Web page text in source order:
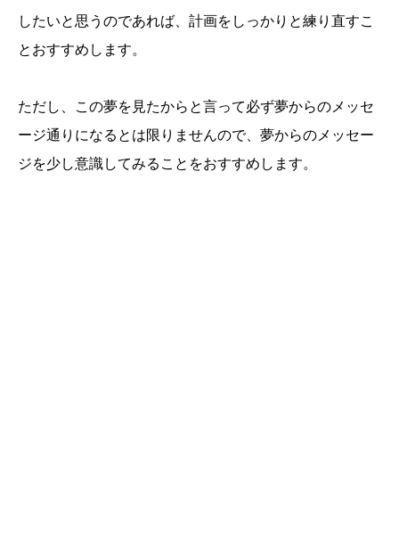
したいと思うのであれば、計画をしっかりと練り直すこ
とおすすめします。
ただし、この夢を見たからと言って必ず夢からのメッセ
ージ通りになるとは限りませんので、夢からのメッセー
ジを少し意識してみることをおすすめします。